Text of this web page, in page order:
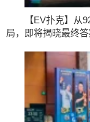
【EV扑克】从
局，即将揭晓最终